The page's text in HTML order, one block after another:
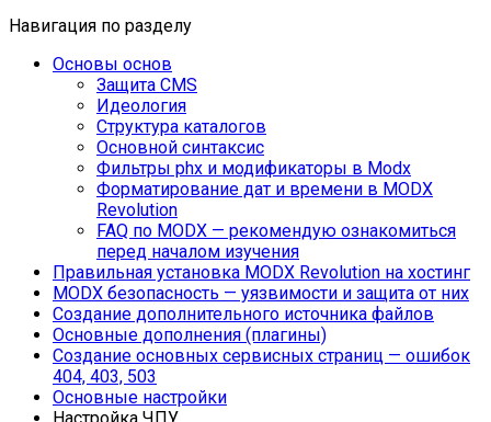
Навигация по разделу
Основы основ
Защита CMS
Идеология
Структура каталогов
Основной синтаксис
Фильтры phx и модификаторы в Modx
Форматирование дат и времени в MODX
Revolution
FAQ по MODX — рекомендую ознакомиться
перед началом изучения
Правильная установка MODX Revolution на хостинг
MODX безопасность — уязвимости и защита от них
Создание дополнительного источника файлов
Основные дополнения (плагины)
Создание основных сервисных страниц — ошибок
404, 403, 503
Основные настройки